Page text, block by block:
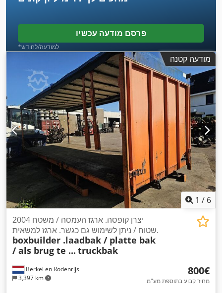
פרסם מודעה עכשיו
*למודעה/לחודש
מודעה קטנה
1 / 6
Berkel en Rodenrijs
3,397 km
2004 יצרן קופסה. ארגז העמסה / משטח
שטוח / ניתן לשימוש גם כגשר. ארגז למשאית.
boxbuilder .laadbak / platte bak
/ als brug te ... truckbak
‏800 ‏€
מחיר קבוע בתוספת מע"מ